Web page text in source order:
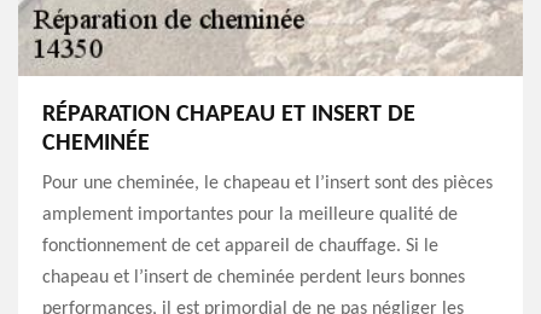
RÉPARATION CHAPEAU ET INSERT DE
CHEMINÉE
Pour une cheminée, le chapeau et l’insert sont des pièces
amplement importantes pour la meilleure qualité de
fonctionnement de cet appareil de chauffage. Si le
chapeau et l’insert de cheminée perdent leurs bonnes
performances, il est primordial de ne pas négliger les